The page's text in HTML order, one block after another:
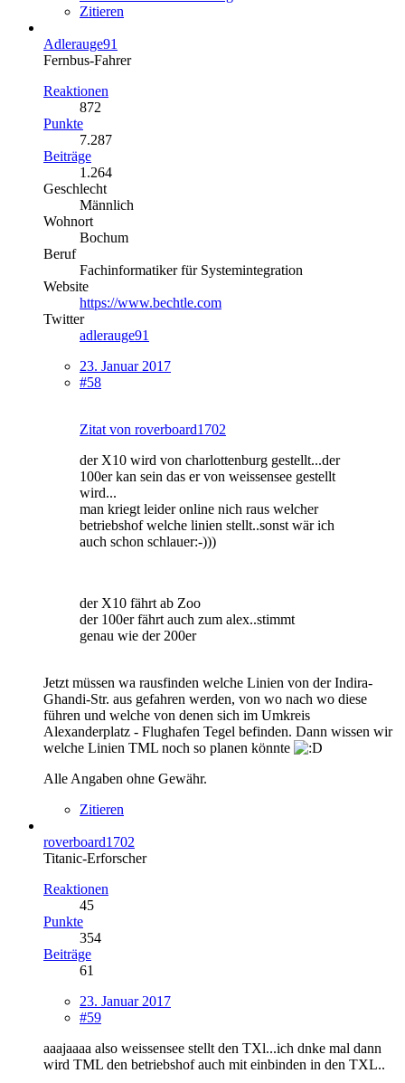
Zitieren
Adlerauge91
Fernbus-Fahrer
Reaktionen
872
Punkte
7.287
Beiträge
1.264
Geschlecht
Männlich
Wohnort
Bochum
Beruf
Fachinformatiker für Systemintegration
Website
https://www.bechtle.com
Twitter
adlerauge91
23. Januar 2017
#58
Zitat von roverboard1702
der X10 wird von charlottenburg gestellt...der
100er kan sein das er von weissensee gestellt
wird...
man kriegt leider online nich raus welcher
betriebshof welche linien stellt..sonst wär ich
auch schon schlauer:-)))
der X10 fährt ab Zoo
der 100er fährt auch zum alex..stimmt
genau wie der 200er
Jetzt müssen wa rausfinden welche Linien von der Indira-
Ghandi-Str. aus gefahren werden, von wo nach wo diese
führen und welche von denen sich im Umkreis
Alexanderplatz - Flughafen Tegel befinden. Dann wissen wir
welche Linien TML noch so planen könnte
Alle Angaben ohne Gewähr.
Zitieren
roverboard1702
Titanic-Erforscher
Reaktionen
45
Punkte
354
Beiträge
61
23. Januar 2017
#59
aaajaaaa also weissensee stellt den TXl...ich dnke mal dann
wird TML den betriebshof auch mit einbinden in den TXL..